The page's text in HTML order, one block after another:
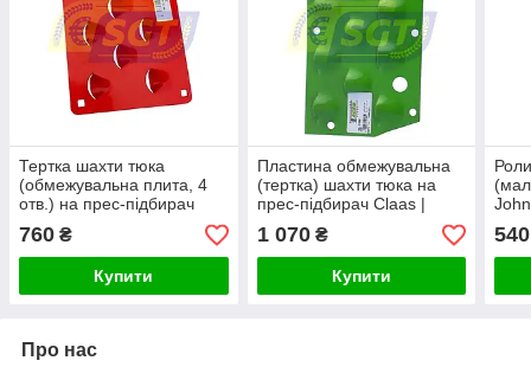
Тертка шахти тюка
(обмежувальна плита, 4
отв.) на прес-підбирач
760 ₴
Купити
Пластина обмежувальна
(тертка) шахти тюка на
прес-підбирач Claas |
1 070₴
Купити
540
Про нас